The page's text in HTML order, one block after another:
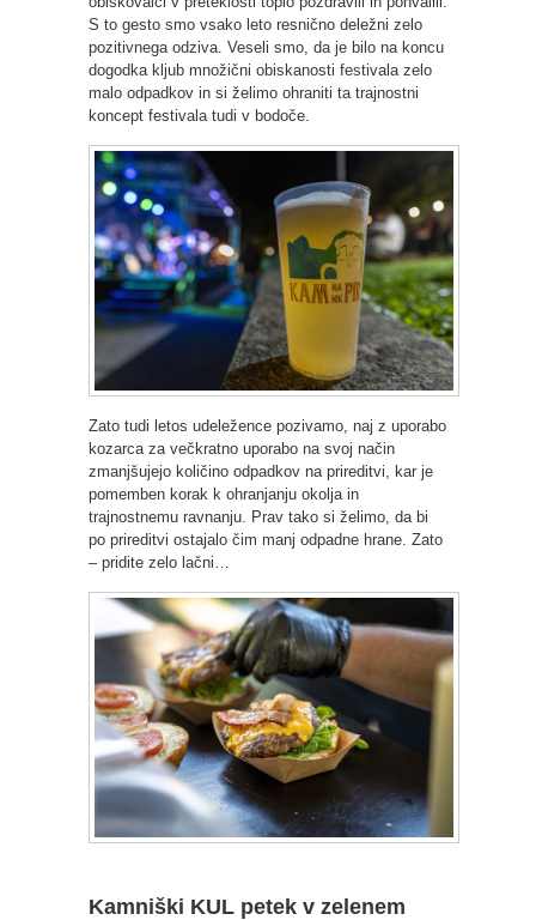
S to gesto smo vsako leto resnično deležni zelo
pozitivnega odziva. Veseli smo, da je bilo na koncu
dogodka kljub množični obiskanosti festivala zelo
malo odpadkov in si želimo ohraniti ta trajnostni
koncept festivala tudi v bodoče.
Zato tudi letos udeležence pozivamo, naj z uporabo
kozarca za večkratno uporabo na svoj način
zmanjšujejo količino odpadkov na prireditvi, kar je
pomemben korak k ohranjanju okolja in
trajnostnemu ravnanju. Prav tako si želimo, da bi
po prireditvi ostajalo čim manj odpadne hrane. Zato
– pridite zelo lačni…
Kamniški KUL petek v zelenem